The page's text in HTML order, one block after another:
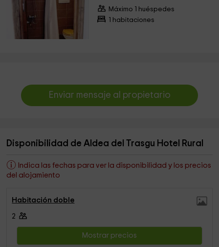
Máximo 1 huéspedes
1 habitaciones
Enviar mensaje al propietario
Disponibilidad de Aldea del Trasgu Hotel Rural
Indica las fechas para ver la disponibilidad y los precios
del alojamiento
Habitación doble
2
Mostrar precios